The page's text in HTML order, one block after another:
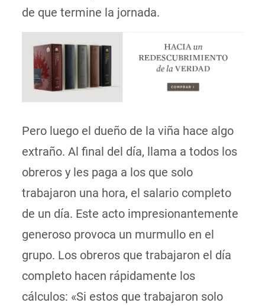
de que termine la jornada.
Pero luego el dueño de la viña hace algo
extraño. Al final del día, llama a todos los
obreros y les paga a los que solo
trabajaron una hora, el salario completo
de un día. Este acto impresionantemente
generoso provoca un murmullo en el
grupo. Los obreros que trabajaron el día
completo hacen rápidamente los
cálculos: «Si estos que trabajaron solo